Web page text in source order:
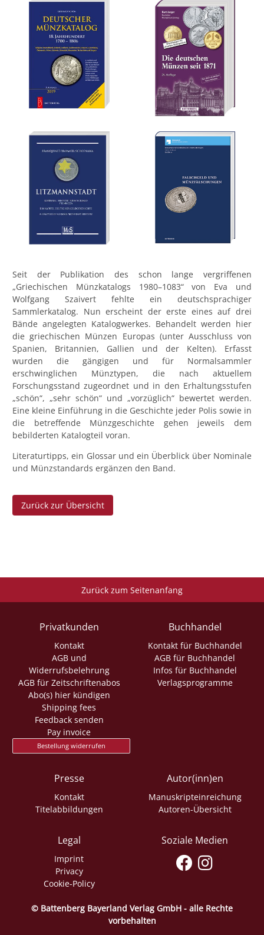
Seit der Publikation des schon lange vergriffenen
„Griechischen Münzkatalogs 1980–1083“ von Eva und
Wolfgang Szaivert fehlte ein deutschsprachiger
Sammlerkatalog. Nun erscheint der erste eines auf drei
Bände angelegten Katalogwerkes. Behandelt werden hier
die griechischen Münzen Europas (unter Ausschluss von
Spanien, Britannien, Gallien und der Kelten). Erfasst
wurden die gängigen und für Normalsammler
erschwinglichen Münztypen, die nach aktuellem
Forschungsstand zugeordnet und in den Erhaltungsstufen
„schön“, „sehr schön“ und „vorzüglich“ bewertet werden.
Eine kleine Einführung in die Geschichte jeder Polis sowie in
die betreffende Münzgeschichte gehen jeweils dem
bebilderten Katalogteil voran.
Literaturtipps, ein Glossar und ein Überblick über Nominale
und Münzstandards ergänzen den Band.
Zurück zur Übersicht
Zurück zum Seitenanfang
Privatkunden
Kontakt
AGB und
Widerrufsbelehrung
AGB für Zeitschriftenabos
Abo(s) hier kündigen
Shipping fees
Feedback senden
Pay invoice
Bestellung widerrufen
Buchhandel
Kontakt für Buchhandel
AGB für Buchhandel
Infos für Buchhandel
Verlagsprogramme
Presse
Kontakt
Titelabbildungen
Autor(inn)en
Manuskripteinreichung
Autoren-Übersicht
Legal
Imprint
Privacy
Cookie-Policy
Soziale Medien
© Battenberg Bayerland Verlag GmbH - alle Rechte
vorbehalten